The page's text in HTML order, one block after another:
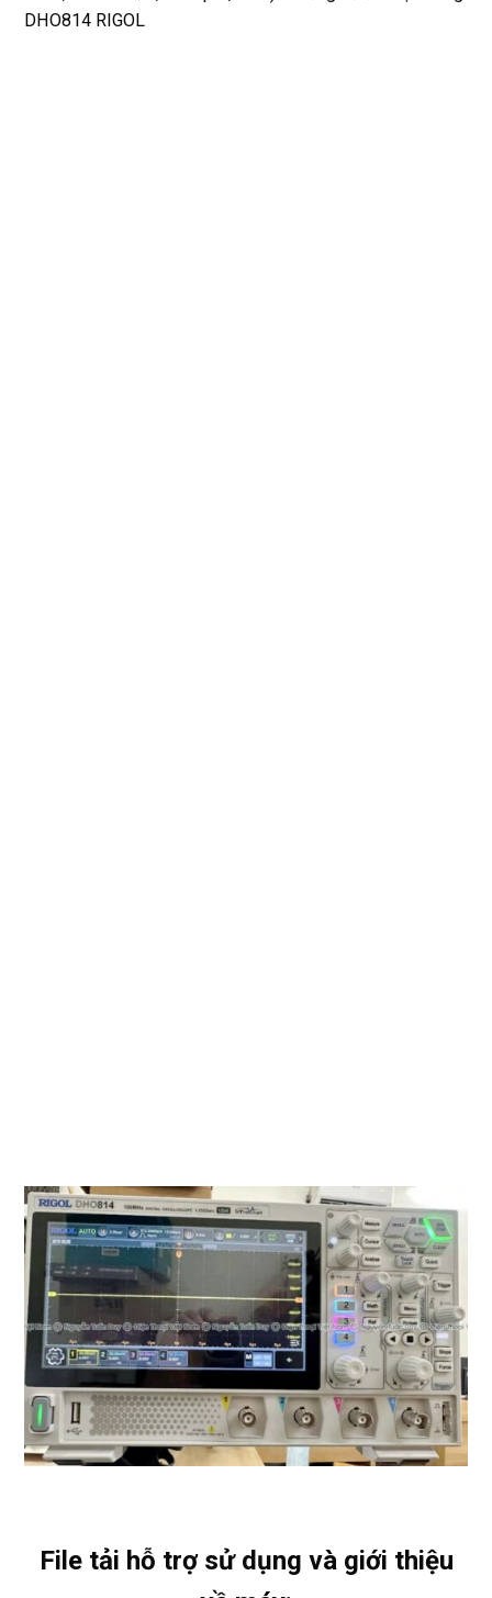
DHO814 RIGOL
File tải hỗ trợ sử dụng và giới thiệu